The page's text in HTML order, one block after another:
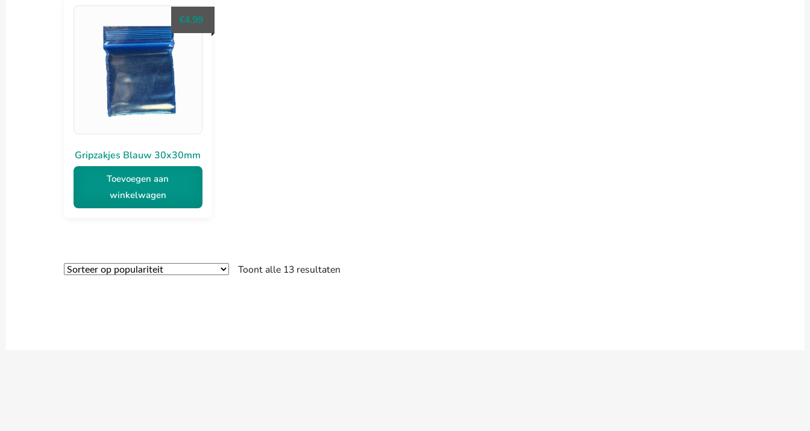
Gripzakjes Blauw 30x30mm
€4.99
Toevoegen aan
winkelwagen
Toont alle 13 resultaten